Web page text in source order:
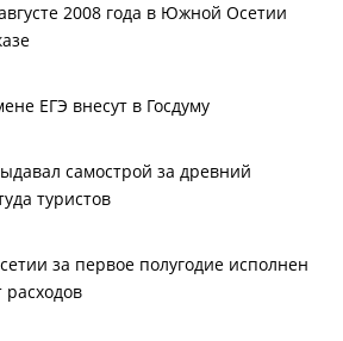
2008 года в Южной Осетии
ЕГЭ внесут в Госдуму
самострой за древний
туристов
за первое полугодие исполнен